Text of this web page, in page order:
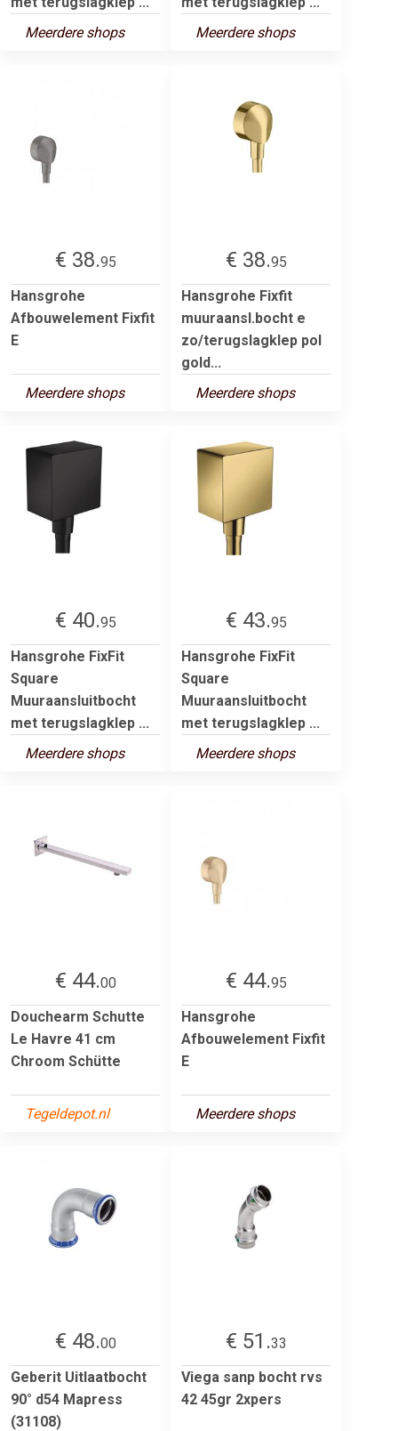
Meerdere shops
Meerdere shops
€ 38.95
Hansgrohe
Afbouwelement Fixfit
E
Meerdere shops
€ 38.95
Hansgrohe Fixfit
muuraansl.bocht e
zo/terugslagklep pol
gold...
Meerdere shops
€ 40.95
Hansgrohe FixFit
Square
Muuraansluitbocht
met terugslagklep ...
Meerdere shops
€ 43.95
Hansgrohe FixFit
Square
Muuraansluitbocht
met terugslagklep ...
Meerdere shops
€ 44.00
Douchearm Schutte
Le Havre 41 cm
Chroom Schütte
Tegeldepot.nl
€ 44.95
Hansgrohe
Afbouwelement Fixfit
E
Meerdere shops
€ 48.00
Geberit Uitlaatbocht
90° d54 Mapress
(31108)
€ 51.33
Viega sanp bocht rvs
42 45gr 2xpers